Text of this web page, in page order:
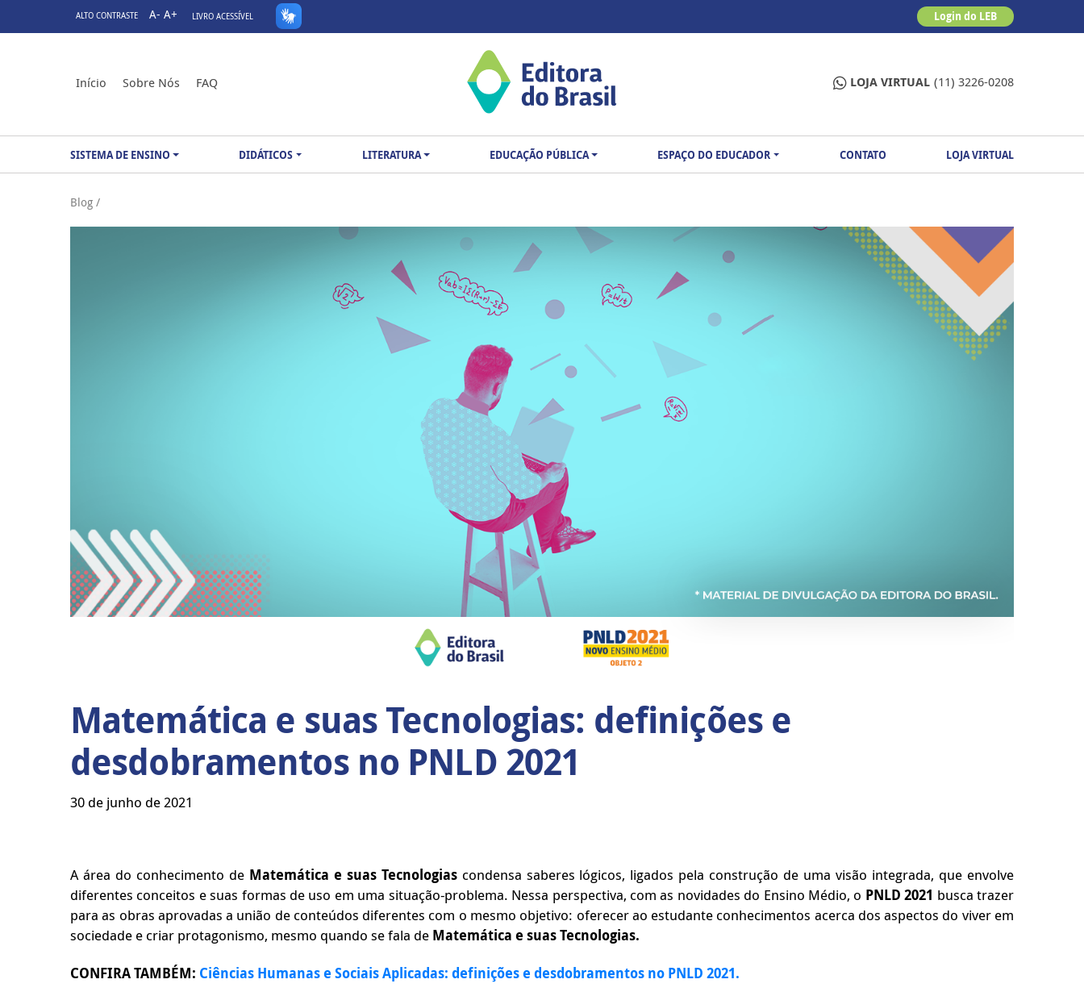
ALTO CONTRASTE A- A+ LIVRO ACESSÍVEL Login do LEB
Início Sobre Nós FAQ LOJA VIRTUAL (11) 3226-0208
SISTEMA DE ENSINO DIDÁTICOS LITERATURA EDUCAÇÃO PÚBLICA ESPAÇO DO EDUCADOR CONTATO LOJA VIRTUAL
Blog /
Matemática e suas Tecnologias: definições e
desdobramentos no PNLD 2021
30 de junho de 2021
A área do conhecimento de Matemática e suas Tecnologias condensa saberes lógicos, ligados pela construção de uma visão integrada, que envolve
diferentes conceitos e suas formas de uso em uma situação-problema. Nessa perspectiva, com as novidades do Ensino Médio, o PNLD 2021 busca trazer
para as obras aprovadas a união de conteúdos diferentes com o mesmo objetivo: oferecer ao estudante conhecimentos acerca dos aspectos do viver em
sociedade e criar protagonismo, mesmo quando se fala de Matemática e suas Tecnologias.
CONFIRA TAMBÉM: Ciências Humanas e Sociais Aplicadas: definições e desdobramentos no PNLD 2021.